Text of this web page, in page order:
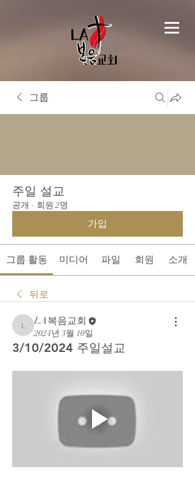
그룹
주일 설교
공개 · 회원 2명
가입
그룹 활동 미디어 파일 회원 소개
뒤로
LA복음교회
LA복음교회
2024년 3월 10일
3/10/2024 주일설교